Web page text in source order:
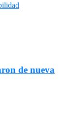
de nueva